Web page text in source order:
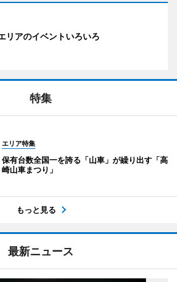
リアのイベントいろいろ
特集
エリア特集
保有台数全国一を誇る「山車」が繰り出す「高
崎山車まつり」
もっと見る
最新ニュース